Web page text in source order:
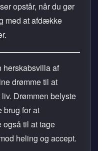
opstår, når du gør
med at afdække
herskabsvilla af
drømme til at
Drømmen belyste
brug for at
også til at tage
heling og accept.